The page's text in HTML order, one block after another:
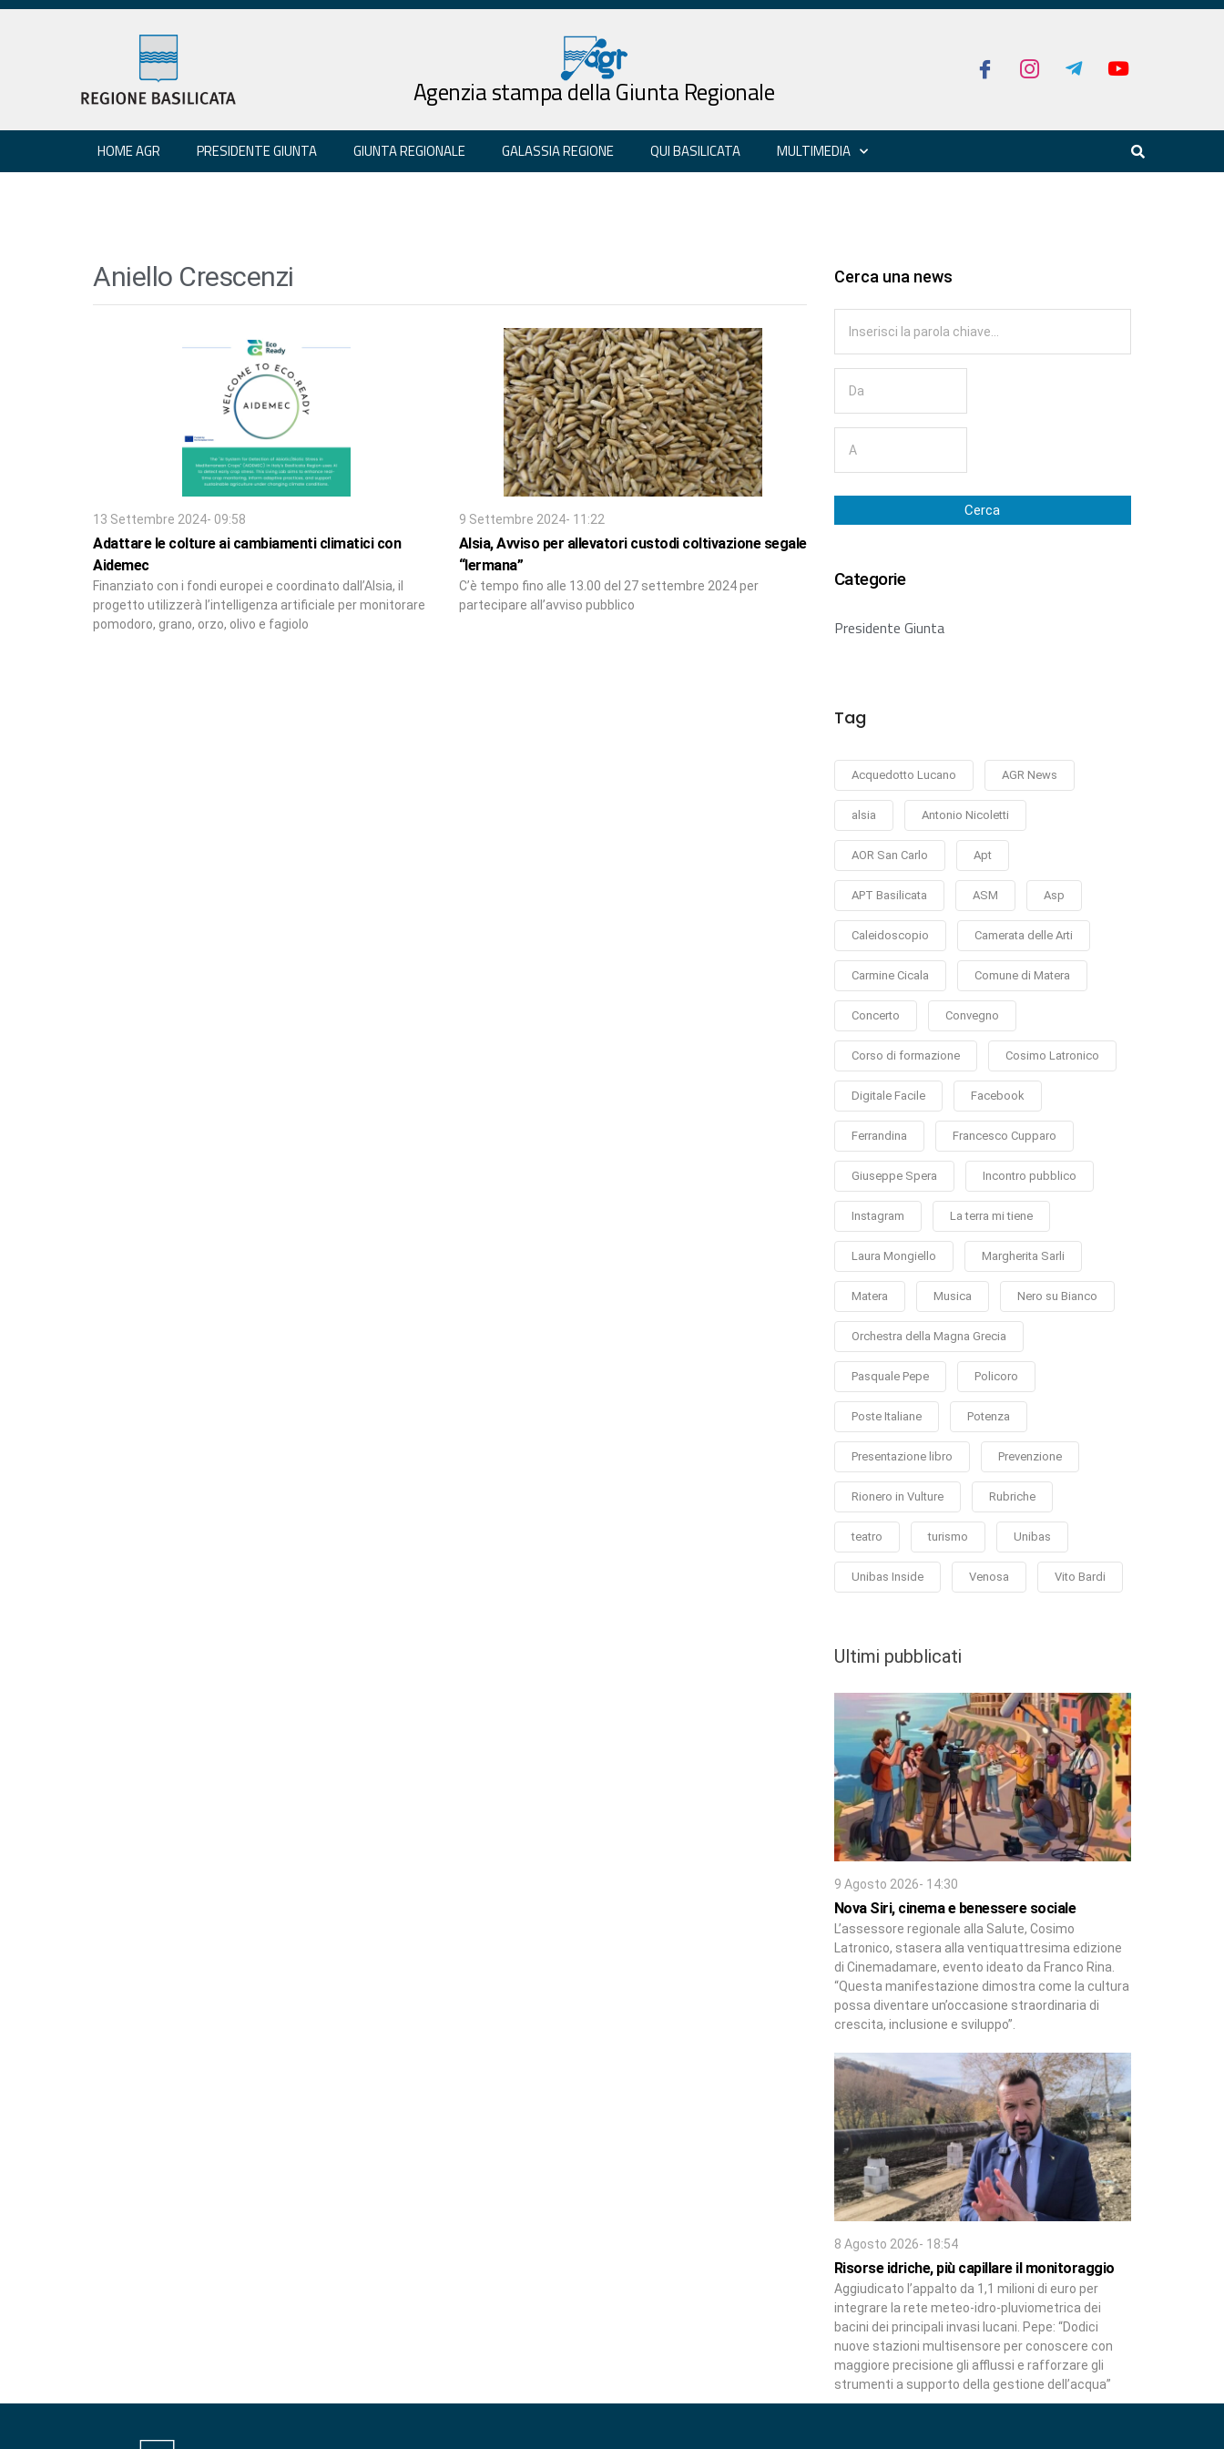
Agenzia stampa della Giunta Regionale
HOME AGR PRESIDENTE GIUNTA GIUNTA REGIONALE GALASSIA REGIONE QUI BASILICATA MULTIMEDIA
Aniello Crescenzi
13 Settembre 2024- 09:58
Adattare le colture ai cambiamenti climatici con
Aidemec
Finanziato con i fondi europei e coordinato dall’Alsia, il
progetto utilizzerà l’intelligenza artificiale per monitorare
pomodoro, grano, orzo, olivo e fagiolo
9 Settembre 2024- 11:22
Alsia, Avviso per allevatori custodi coltivazione segale
“Iermana”
C’è tempo fino alle 13.00 del 27 settembre 2024 per
partecipare all’avviso pubblico
Cerca una news
Cerca
Categorie
Presidente Giunta
Tag
Acquedotto Lucano AGR News
alsia Antonio Nicoletti
AOR San Carlo Apt
APT Basilicata ASM Asp
Caleidoscopio Camerata delle Arti
Carmine Cicala Comune di Matera
Concerto Convegno
Corso di formazione Cosimo Latronico
Digitale Facile Facebook
Ferrandina Francesco Cupparo
Giuseppe Spera Incontro pubblico
Instagram La terra mi tiene
Laura Mongiello Margherita Sarli
Matera Musica Nero su Bianco
Orchestra della Magna Grecia
Pasquale Pepe Policoro
Poste Italiane Potenza
Presentazione libro Prevenzione
Rionero in Vulture Rubriche
teatro turismo Unibas
Unibas Inside Venosa Vito Bardi
Ultimi pubblicati
9 Agosto 2026- 14:30
Nova Siri, cinema e benessere sociale
L’assessore regionale alla Salute, Cosimo
Latronico, stasera alla ventiquattresima edizione
di Cinemadamare, evento ideato da Franco Rina.
“Questa manifestazione dimostra come la cultura
possa diventare un’occasione straordinaria di
crescita, inclusione e sviluppo”.
8 Agosto 2026- 18:54
Risorse idriche, più capillare il monitoraggio
Aggiudicato l’appalto da 1,1 milioni di euro per
integrare la rete meteo-idro-pluviometrica dei
bacini dei principali invasi lucani. Pepe: “Dodici
nuove stazioni multisensore per conoscere con
maggiore precisione gli afflussi e rafforzare gli
strumenti a supporto della gestione dell’acqua”